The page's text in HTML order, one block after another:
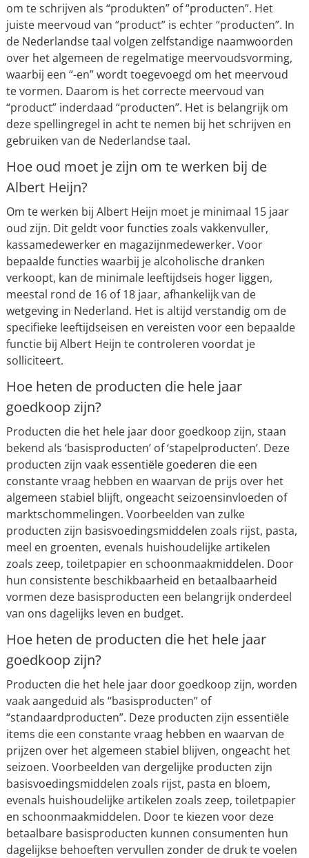
om te schrijven als “produkten” of “producten”. Het
juiste meervoud van “product” is echter “producten”. In
de Nederlandse taal volgen zelfstandige naamwoorden
over het algemeen de regelmatige meervoudsvorming,
waarbij een “-en” wordt toegevoegd om het meervoud
te vormen. Daarom is het correcte meervoud van
“product” inderdaad “producten”. Het is belangrijk om
deze spellingregel in acht te nemen bij het schrijven en
gebruiken van de Nederlandse taal.
Hoe oud moet je zijn om te werken bij de
Albert Heijn?
Om te werken bij Albert Heijn moet je minimaal 15 jaar
oud zijn. Dit geldt voor functies zoals vakkenvuller,
kassamedewerker en magazijnmedewerker. Voor
bepaalde functies waarbij je alcoholische dranken
verkoopt, kan de minimale leeftijdseis hoger liggen,
meestal rond de 16 of 18 jaar, afhankelijk van de
wetgeving in Nederland. Het is altijd verstandig om de
specifieke leeftijdseisen en vereisten voor een bepaalde
functie bij Albert Heijn te controleren voordat je
solliciteert.
Hoe heten de producten die hele jaar
goedkoop zijn?
Producten die het hele jaar door goedkoop zijn, staan
bekend als ‘basisproducten’ of ‘stapelproducten’. Deze
producten zijn vaak essentiële goederen die een
constante vraag hebben en waarvan de prijs over het
algemeen stabiel blijft, ongeacht seizoensinvloeden of
marktschommelingen. Voorbeelden van zulke
producten zijn basisvoedingsmiddelen zoals rijst, pasta,
meel en groenten, evenals huishoudelijke artikelen
zoals zeep, toiletpapier en schoonmaakmiddelen. Door
hun consistente beschikbaarheid en betaalbaarheid
vormen deze basisproducten een belangrijk onderdeel
van ons dagelijks leven en budget.
Hoe heten de producten die het hele jaar
goedkoop zijn?
Producten die het hele jaar door goedkoop zijn, worden
vaak aangeduid als “basisproducten” of
“standaardproducten”. Deze producten zijn essentiële
items die een constante vraag hebben en waarvan de
prijzen over het algemeen stabiel blijven, ongeacht het
seizoen. Voorbeelden van dergelijke producten zijn
basisvoedingsmiddelen zoals rijst, pasta en bloem,
evenals huishoudelijke artikelen zoals zeep, toiletpapier
en schoonmaakmiddelen. Door te kiezen voor deze
betaalbare basisproducten kunnen consumenten hun
dagelijkse behoeften vervullen zonder de druk te voelen